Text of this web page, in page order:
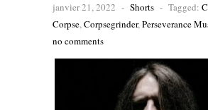
janvier 21, 2022 - Shorts - Tagged:
Corpse,Corpsegrinder,Perseverance
no comments